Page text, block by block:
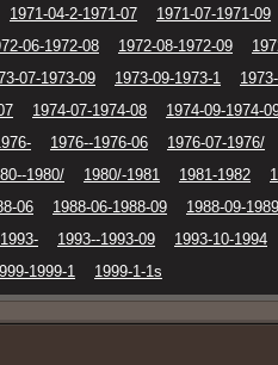
1971-04-2-1971-07 1971-07-1971-09
06-1972-08 1972-08-1972-09
07-1973-09 1973-09-1973-1
1974-07-1974-08 1974-09-1974-
1976--1976-06 1976-07-1976/
1980/ 1980/-1981 1981-1982
06 1988-06-1988-09 1988-09-1989
1993--1993-09 1993-10-1994
1999-1 1999-1-1s